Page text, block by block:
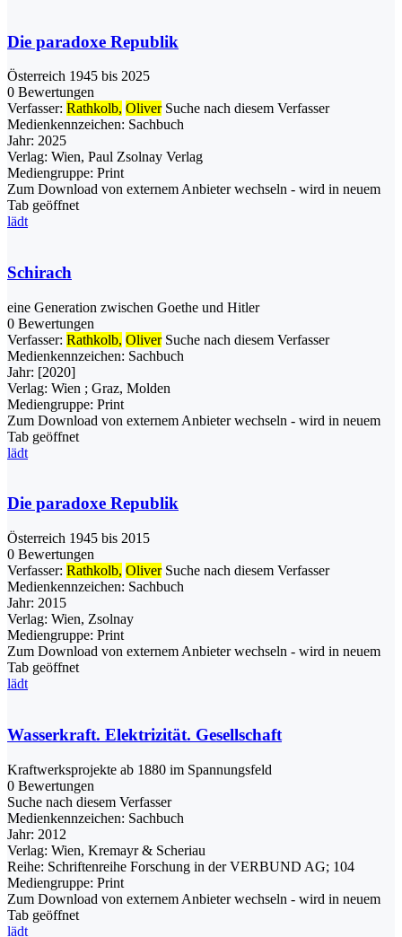
Die paradoxe Republik
Österreich 1945 bis 2025
0 Bewertungen
Verfasser: Rathkolb, Oliver Suche nach diesem Verfasser
Medienkennzeichen: Sachbuch
Jahr: 2025
Verlag: Wien, Paul Zsolnay Verlag
Mediengruppe: Print
Zum Download von externem Anbieter wechseln - wird in neuem
Tab geöffnet
lädt
Schirach
eine Generation zwischen Goethe und Hitler
0 Bewertungen
Verfasser: Rathkolb, Oliver Suche nach diesem Verfasser
Medienkennzeichen: Sachbuch
Jahr: [2020]
Verlag: Wien ; Graz, Molden
Mediengruppe: Print
Zum Download von externem Anbieter wechseln - wird in neuem
Tab geöffnet
lädt
Die paradoxe Republik
Österreich 1945 bis 2015
0 Bewertungen
Verfasser: Rathkolb, Oliver Suche nach diesem Verfasser
Medienkennzeichen: Sachbuch
Jahr: 2015
Verlag: Wien, Zsolnay
Mediengruppe: Print
Zum Download von externem Anbieter wechseln - wird in neuem
Tab geöffnet
lädt
Wasserkraft. Elektrizität. Gesellschaft
Kraftwerksprojekte ab 1880 im Spannungsfeld
0 Bewertungen
Suche nach diesem Verfasser
Medienkennzeichen: Sachbuch
Jahr: 2012
Verlag: Wien, Kremayr & Scheriau
Reihe: Schriftenreihe Forschung in der VERBUND AG; 104
Mediengruppe: Print
Zum Download von externem Anbieter wechseln - wird in neuem
Tab geöffnet
lädt